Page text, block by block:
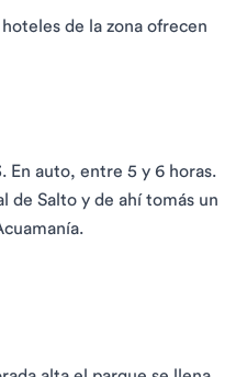
de la zona ofrecen
En auto, entre 5 y 6 horas.
de Salto y de ahí tomás un